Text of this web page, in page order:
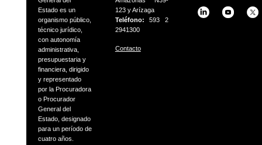
Estado es un
organismo público,
técnico jurídico,
con autonomía
administrativa,
presupuestaria y
financiera, dirigido
y representado
por la Procuradora
o Procurador
General del
Estado, designado
para un período de
cuatro años.
123 y Arízaga
Teléfono:593 2
2941300
Contacto